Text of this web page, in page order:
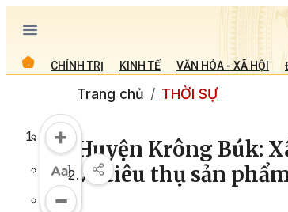
CHÍNH TRỊ KINH TẾ VĂN HÓA - XÃ HỘI
Trang chủ THỜI SỰ
Huyện Krông Búk:
và tiêu thụ sản